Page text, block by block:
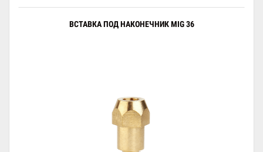
ВСТАВКА ПОД НАКОНЕЧНИК MIG 36